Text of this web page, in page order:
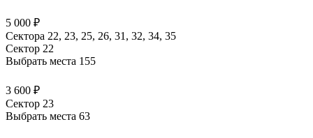
5 000 ₽
Сектора 22, 23, 25, 26, 31, 32, 34, 35
Сектор 22
Выбрать места 155
3 600 ₽
Сектор 23
Выбрать места 63